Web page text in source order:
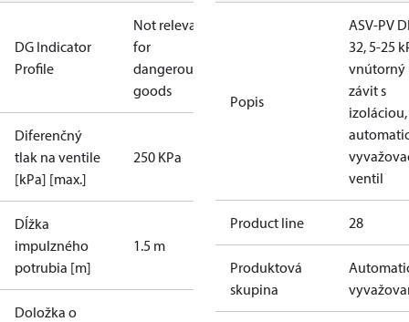
DG Indicator
Profile
Not relevant
for
dangerous
goods
Diferenčný
tlak na ventile
[kPa] [max.]
250 KPa
Dĺžka
impulzného
potrubia [m]
1.5 m
Doložka o
Popis
ASV-PV
32, 5-25
vnútorný
závit s
izoláciou,
ventil
Product line 28
Produktová
skupina